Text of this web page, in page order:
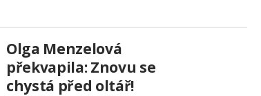
Olga Menzelová
překvapila: Znovu se
chystá před oltář!